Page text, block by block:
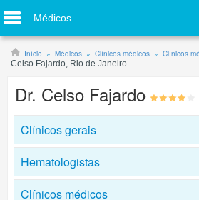
Médicos
Início Médicos Clínicos médicos Clínicos
Celso Fajardo, Rio de Janeiro
Dr. Celso Fajardo
Clínicos gerais
Hematologistas
Clínicos médicos